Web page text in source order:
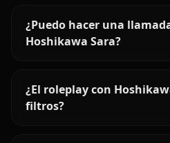
¿Puedo hacer una
Hoshikawa Sara?
¿El roleplay con
filtros?